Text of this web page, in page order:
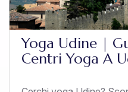
Yoga Udine |
Centri Yoga A